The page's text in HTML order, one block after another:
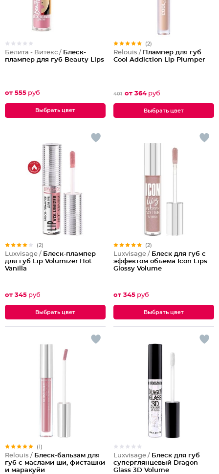
Белита - Витекс / Блеск-
плампер для губ Beauty Lips
от 555 руб
Выбрать цвет
(2)
Relouis / Плампер для губ
Cool Addiction Lip Plumper
401 от 364 руб
Выбрать цвет
(2)
Luxvisage / Блеск-плампер
для губ Lip Volumizer Hot
Vanilla
от 345 руб
Выбрать цвет
(2)
Luxvisage / Блеск для губ с
эффектом объема Icon Lips
Glossy Volume
от 345 руб
Выбрать цвет
(1)
Relouis / Блеск-бальзам для
губ c маслами ши, фисташки
и маракуйи
Luxvisage / Блеск для губ
суперглянцевый Dragon
Glass 3D Volume